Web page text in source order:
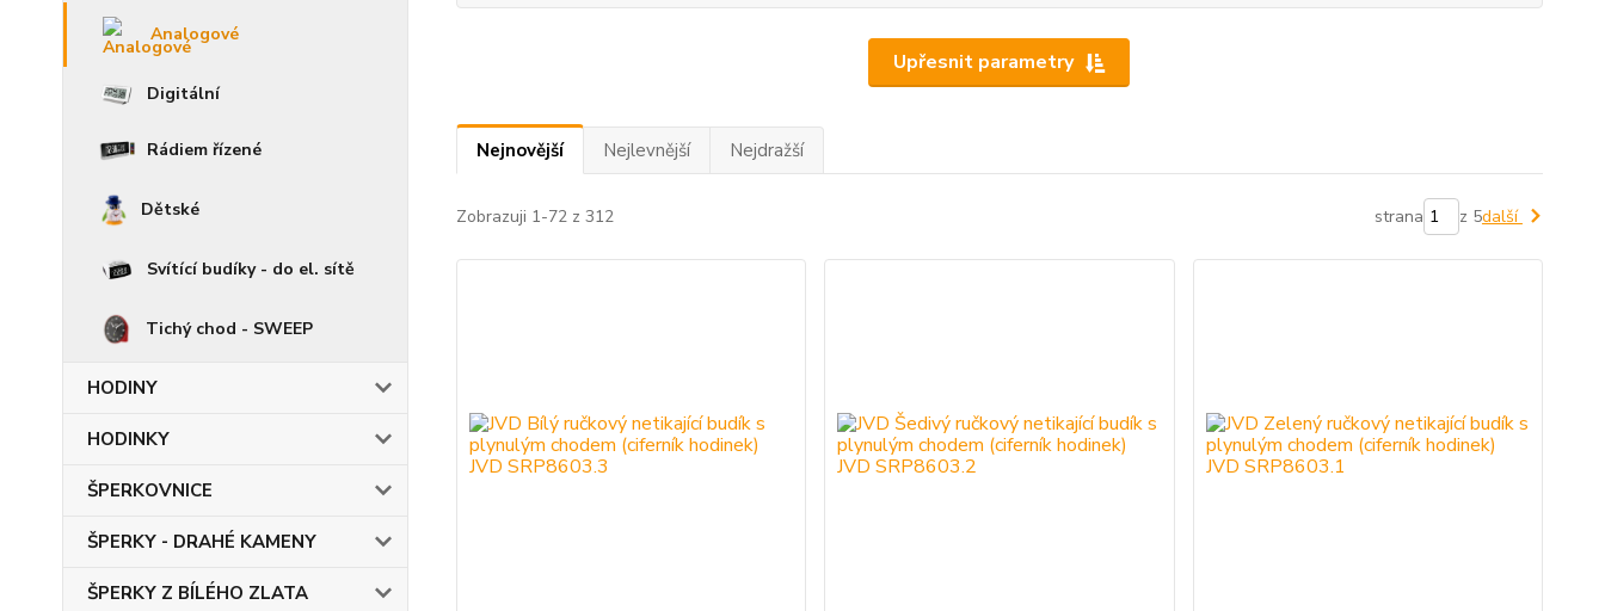
Analogové
Digitální
Rádiem řízené
Dětské
Svítící budíky - do el. sítě
Tichý chod - SWEEP
HODINY
HODINKY
ŠPERKOVNICE
ŠPERKY - DRAHÉ KAMENY
ŠPERKY Z BÍLÉHO ZLATA
Upřesnit parametry
Nejnovější Nejlevnější Nejdražší
Zobrazuji 1-72 z 312 strana z 5další